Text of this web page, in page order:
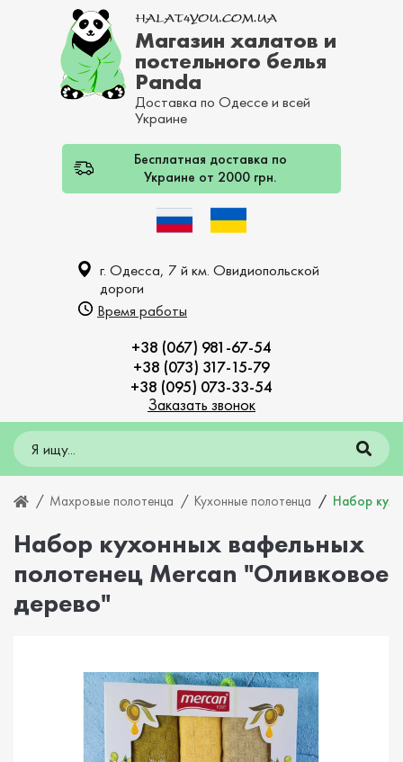
Магазин халатов и
постельного белья
Panda
Доставка по Одессе и всей
Украине
Бесплатная доставка по
Украине от 2000 грн.
г. Одесса, 7 й км. Овидиопольской
дороги
Время работы
+38 (067) 981-67-54
+38 (073) 317-15-79
+38 (095) 073-33-54
Заказать звонок
Махровые полотенца Кухонные полотенца Набор
Набор кухонных вафельных
полотенец Mercan "Оливковое
дерево"